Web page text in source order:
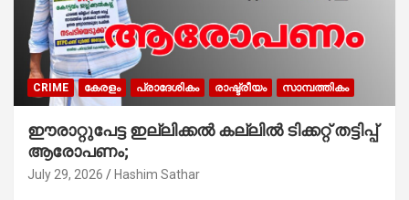
CRIME കേരളം പ്രാദേശികം രാഷ്ട്രീയം സാമ്പത്തികം
ഈരാറ്റുപേട്ട ഇല്ലിക്കൽ കല്ലിൽ ടിക്കറ്റ് തട്ടിപ്പ്
ആരോപണം;
July 29, 2026 Hashim Sathar